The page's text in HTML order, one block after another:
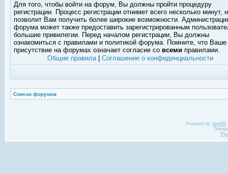
Для того, чтобы войти на форум, Вы должны пройти процедуру
регистрации. Процесс регистрации отнимет всего несколько минут,
позволит Вам получить более широкие возможности.
форума может также предоставить зарегистрированным
большие привилегии. Перед началом регистрации, Вы должны
ознакомиться с правилами и политикой форума. Помните, что Ваше
присутствие на форумах означает согласие со всеми правилами.
Общие правила| Соглашение о конфиденциальности
Список форумов
Powered by phpBB